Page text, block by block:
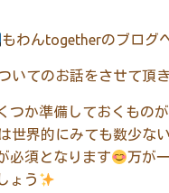
もわんtogetherのブログ
いてのお話をさせて頂
つか準備しておくもの
世界的にみても数少な
必須となります
万が
ょう